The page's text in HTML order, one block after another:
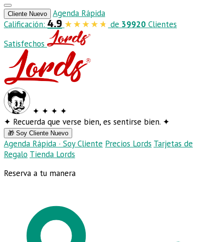
Cliente Nuevo
Agenda Rápida
Calificación: 4.9 de 39920 Clientes
Satisfechos
✦ ✦ ✦ ✦
✦ Recuerda que verse bien, es sentirse bien. ✦
🎁 Soy Cliente Nuevo
Agenda Rápida · Soy Cliente Precios Lords Tarjetas de
Regalo Tienda Lords
Reserva a tu manera